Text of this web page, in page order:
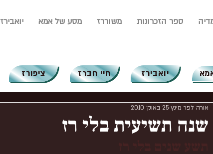
ספר הזכרונות משוררז מסע של אמא יואבירז
ציפורז חיי חברז יואבירז
שנה תשיעית בלי רז
אורה לפר מינץ 25 באוק׳ 2010